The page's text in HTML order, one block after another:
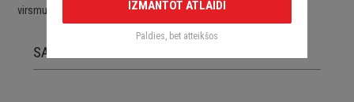
virsmu.
SAISTĪTĀS PRECES
IZMANTOT ATLAIDI
Paldies, bet atteikšos